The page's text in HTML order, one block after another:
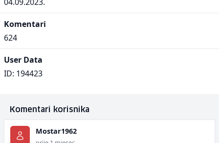
Komentari
624
User Data
ID: 194423
Komentari korisnika
Mostar1962